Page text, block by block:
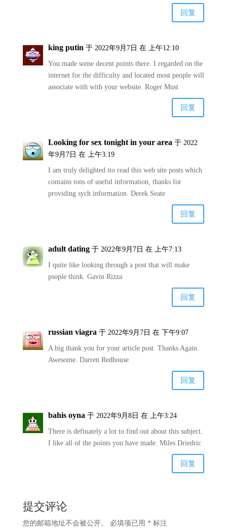
回复
king putin 于 2022年9月7日 在 上午12:10
You made some decent points there. I regarded on the
internet for the difficulty and located most people will
associate with with your website. Roger Must
回复
Looking for sex tonight in your area 于 2022
年9月7日 在 上午3:19
I am truly delighted tto read this web site posts which
contains tons of useful information, thanks for
providing sych information. Derek Seate
回复
adult dating 于 2022年9月7日 在 上午7:13
I quite like looking through a post that will make
psople think. Gavin Rizza
回复
russian viagra 于 2022年9月7日 在 下午9:07
A big thank you for your article post. Thanks Again.
Awesome. Darren Redhouse
回复
bahis oyna 于 2022年9月8日 在 上午3:24
There is definately a lot to find out about this subject.
I like all of the points you have made. Miles Driedric
回复
提交评论
您的邮箱地址不会被公开。 必填项已用 * 标注